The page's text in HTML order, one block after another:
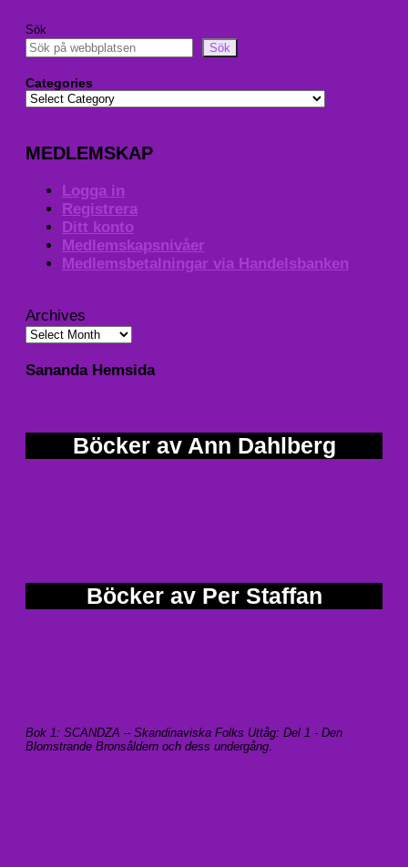
Sök
Sök
Categories
MEDLEMSKAP
Logga in
Registrera
Ditt konto
Medlemskapsnivåer
Medlemsbetalningar via Handelsbanken
Archives
Sananda Hemsida
Böcker av Ann Dahlberg
Böcker av Per Staffan
Bok 1: SCANDZA – Skandinaviska Folks Uttåg: Del 1 - Den
Blomstrande Bronsåldern och dess undergång.